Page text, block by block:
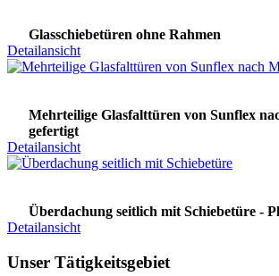
Glasschiebetüren ohne Rahmen
Detailansicht
Mehrteilige Glasfalttüren von Sunflex
gefertigt
Detailansicht
Überdachung seitlich mit Schiebetüre -
Detailansicht
Unser Tätigkeitsgebiet